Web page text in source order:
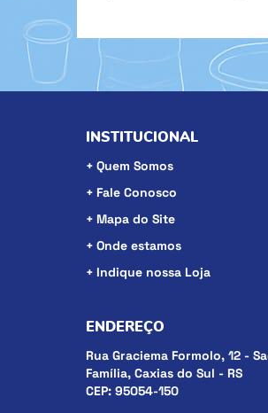
INSTITUCIONAL
Quem Somos
Fale Conosco
Mapa do Site
Onde estamos
Indique nossa Loja
ENDEREÇO
Rua Graciema Formolo, 12 -
Família, Caxias do Sul - RS
CEP: 95054-150